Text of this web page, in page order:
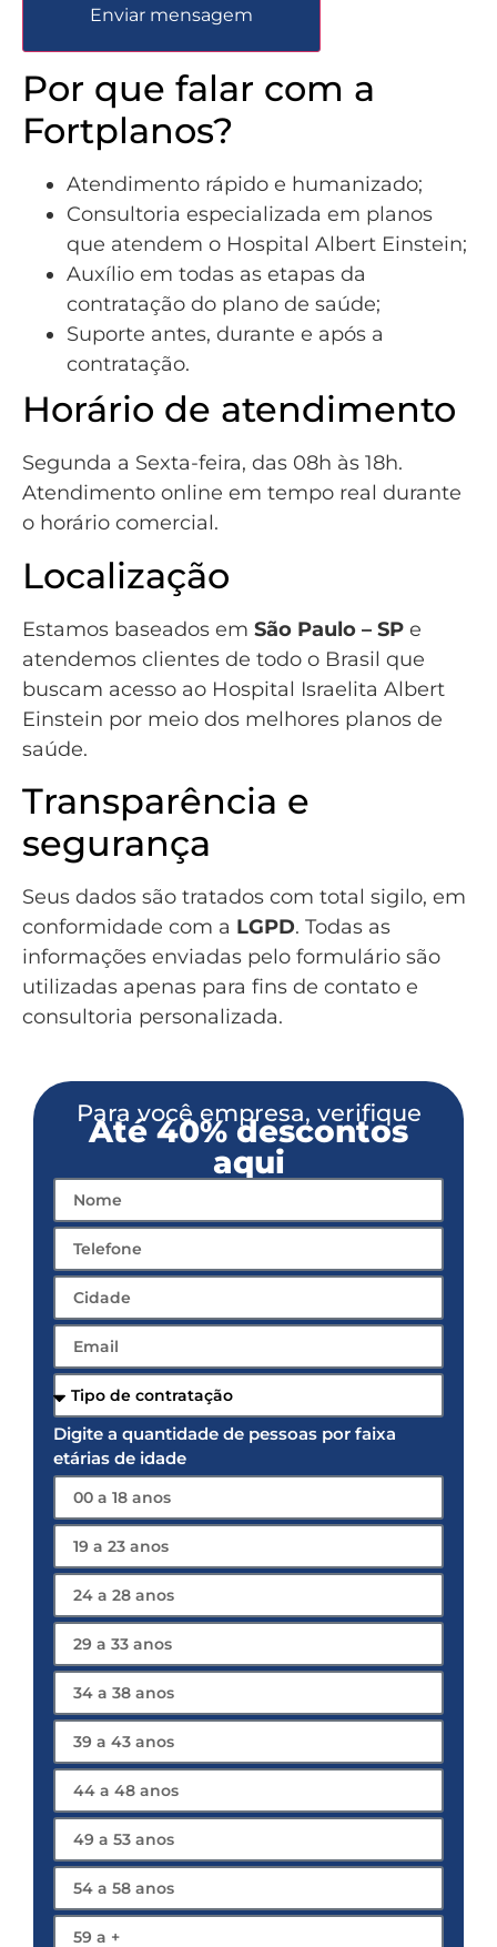
Enviar mensagem
Por que falar com a
Fortplanos?
Atendimento rápido e humanizado;
Consultoria especializada em planos
que atendem o Hospital Albert Einstein;
Auxílio em todas as etapas da
contratação do plano de saúde;
Suporte antes, durante e após a
contratação.
Horário de atendimento
Segunda a Sexta-feira, das 08h às 18h.
Atendimento online em tempo real durante
o horário comercial.
Localização
Estamos baseados em São Paulo – SP e
atendemos clientes de todo o Brasil que
buscam acesso ao Hospital Israelita Albert
Einstein por meio dos melhores planos de
saúde.
Transparência e
segurança
Seus dados são tratados com total sigilo, em
conformidade com a LGPD. Todas as
informações enviadas pelo formulário são
utilizadas apenas para fins de contato e
consultoria personalizada.
Para você empresa, verifique
Até 40% descontos
aqui
Digite a quantidade de pessoas por faixa
etárias de idade